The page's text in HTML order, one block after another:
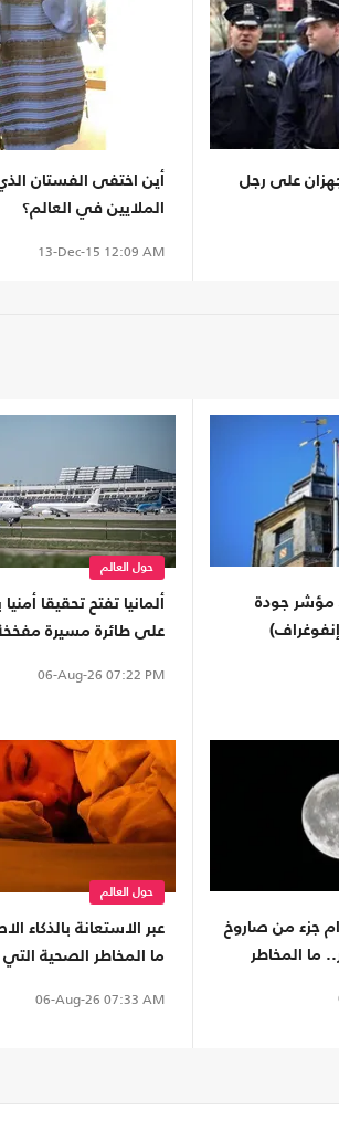
على رجل
أين اختفى الفستان
الملايين في العالم؟
13-Dec-15 12:09 AM
مؤشر جودة
حول العالم
ألمانيا تفتح تحقيقا
على طائرة مسيرة
06-Aug-26 07:22 PM
جزء من صاروخ
ما المخاطر
حول العالم
عبر الاستعانة بالذكاء
ما المخاطر الصحية
06-Aug-26 07:33 AM